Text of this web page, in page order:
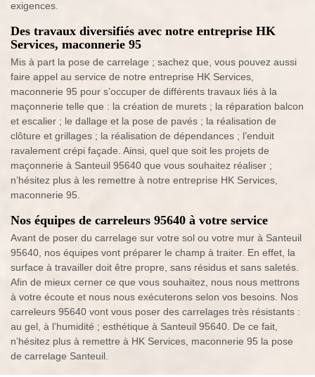
exigences.
Des travaux diversifiés avec notre entreprise HK
Services, maconnerie 95
Mis à part la pose de carrelage ; sachez que, vous pouvez aussi
faire appel au service de notre entreprise HK Services,
maconnerie 95 pour s’occuper de différents travaux liés à la
maçonnerie telle que : la création de murets ; la réparation balcon
et escalier ; le dallage et la pose de pavés ; la réalisation de
clôture et grillages ; la réalisation de dépendances ; l’enduit
ravalement crépi façade. Ainsi, quel que soit les projets de
maçonnerie à Santeuil 95640 que vous souhaitez réaliser ;
n’hésitez plus à les remettre à notre entreprise HK Services,
maconnerie 95.
Nos équipes de carreleurs 95640 à votre service
Avant de poser du carrelage sur votre sol ou votre mur à Santeuil
95640, nos équipes vont préparer le champ à traiter. En effet, la
surface à travailler doit être propre, sans résidus et sans saletés.
Afin de mieux cerner ce que vous souhaitez, nous nous mettrons
à votre écoute et nous nous exécuterons selon vos besoins. Nos
carreleurs 95640 vont vous poser des carrelages très résistants :
au gel, à l’humidité ; esthétique à Santeuil 95640. De ce fait,
n’hésitez plus à remettre à HK Services, maconnerie 95 la pose
de carrelage Santeuil.